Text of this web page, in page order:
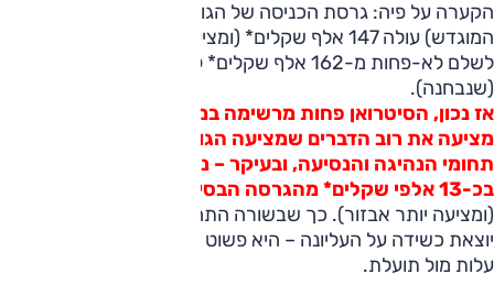
המוגדש) עולה 147 אלף שקלים* (ומציעה אבזור בסיסי) ותידרשו
לשלם לא-פחות מ-162 אלף שקלים* לגרסה המאובזרת
(שנבחנה).
אז נכון, הסיטרואן פחות מרשימה במבט ראשון, אבל היא
מציעה את רוב הדברים שמציעה הגולף, עדיפה ממנה ברוב
תחומי הנהיגה והנסיעה, ובעיקר – נמכרת במחיר הנמוך
בכ-13 אלפי שקלים* מהגרסה הבסיסית של הגולף
(ומציעה יותר אבזור). כך שבשורה התחתונה, דווקא הסיטרואן
יוצאת כשידה על העליונה – היא פשוט מציעה יחס טוב יותר של
עלות מול תועלת.